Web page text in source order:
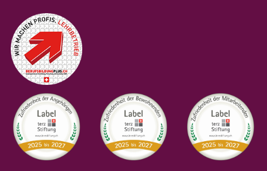
Auszeichnungen